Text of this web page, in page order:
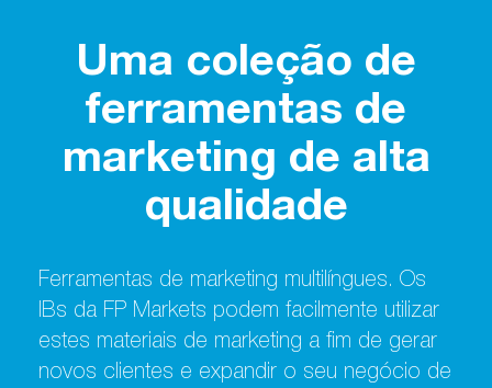
Uma coleção de
ferramentas de
marketing de alta
qualidade
Ferramentas de marketing multilíngues. Os
IBs da FP Markets podem facilmente utilizar
estes materiais de marketing a fim de gerar
novos clientes e expandir o seu negócio de